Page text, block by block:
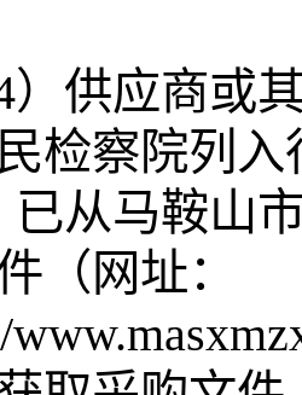
）供应商或
检察院列
已从马鞍山
（ 网址：